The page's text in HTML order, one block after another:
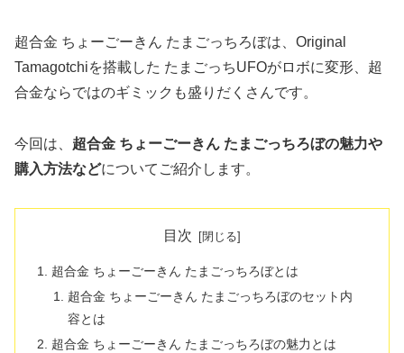
超合金 ちょーごーきん たまごっちろぼは、Original
Tamagotchiを搭載した たまごっちUFOがロボに変形、超
合金ならではのギミックも盛りだくさんです。
今回は、 超合金 ちょーごーきん たまごっちろぼの魅力や
購入方法などについてご紹介します。
目次
超合金 ちょーごーきん たまごっちろぼとは
超合金 ちょーごーきん たまごっちろぼのセット内
容とは
超合金 ちょーごーきん たまごっちろぼの魅力とは